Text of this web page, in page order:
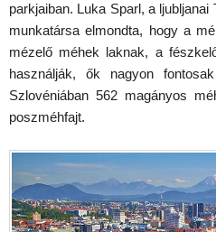
parkjaiban. Luka Sparl, a
munkatársa elmondta, hogy a
mézelő méhek laknak, a
használják, ők nagyon
Szlovéniában 562 magányos
poszméhfajt.